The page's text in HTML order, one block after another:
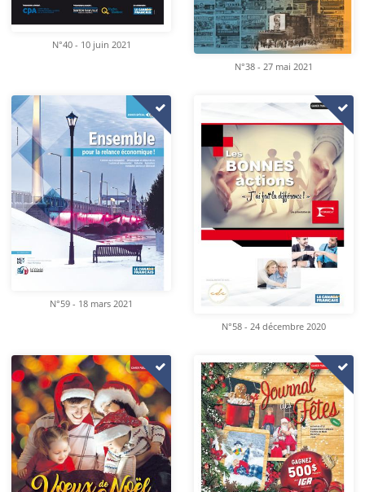
N°40 - 10 juin 2021
N°38 - 27 mai 2021
N°59 - 18 mars 2021
N°58 - 24 décembre 2020